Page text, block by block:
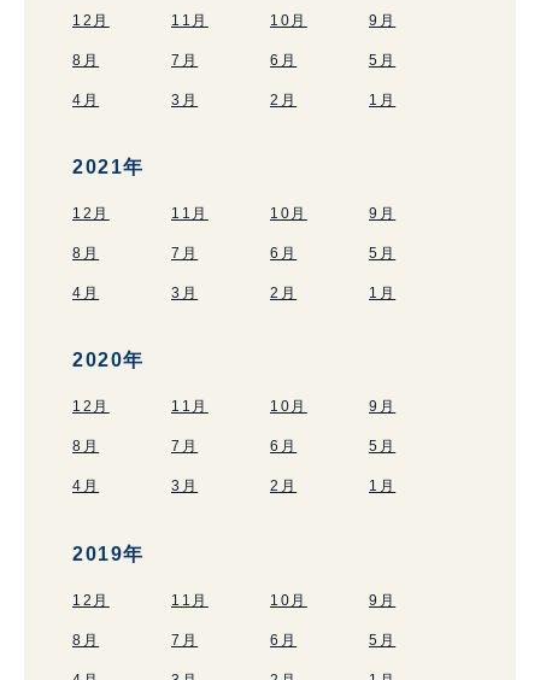
12月 11月 10月 9月
8月 7月 6月 5月
4月 3月 2月 1月
2021年
12月 11月 10月 9月
8月 7月 6月 5月
4月 3月 2月 1月
2020年
12月 11月 10月 9月
8月 7月 6月 5月
4月 3月 2月 1月
2019年
12月 11月 10月 9月
8月 7月 6月 5月